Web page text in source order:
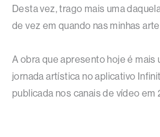
Desta vez, trago mais uma
de vez em quando nas minhas
A obra que apresento hoje é mais
jornada artística no aplicativo
publicada nos canais de vídeo em